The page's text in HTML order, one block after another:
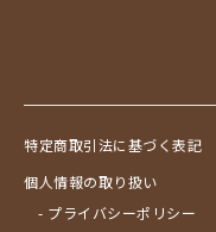
特定商取引法に基づく表記
個人情報の取り扱い
- プライバシーポリシー